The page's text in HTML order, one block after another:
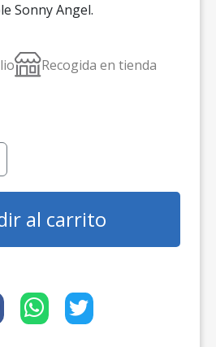
Sonny Angel.
Recogida en tienda
al carrito